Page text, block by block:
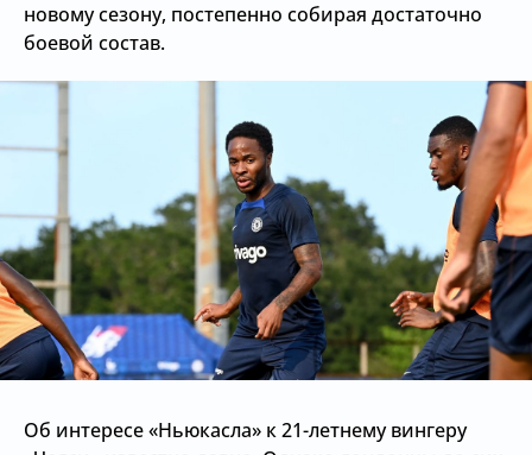
новому сезону, постепенно собирая достаточно
боевой состав.
Об интересе «Ньюкасла» к 21-летнему вингеру